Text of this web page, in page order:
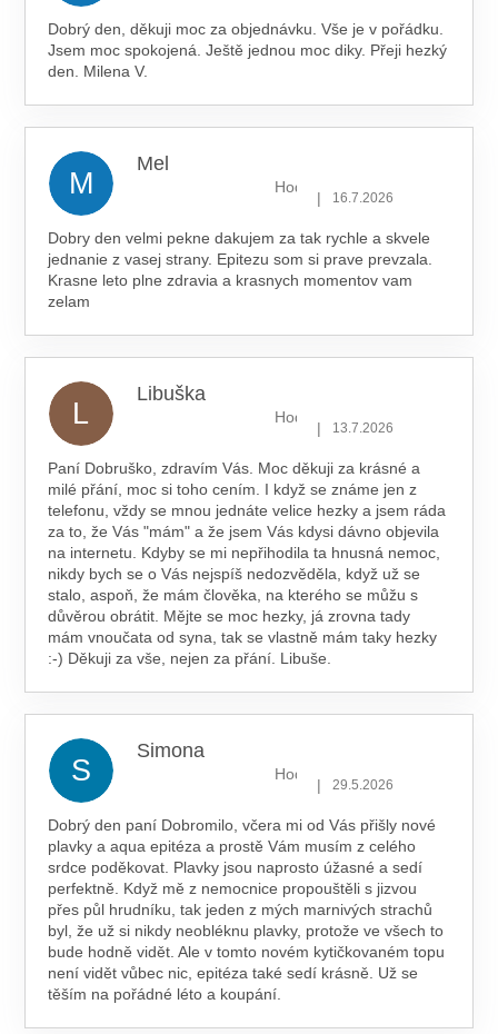
Dobrý den, děkuji moc za objednávku. Vše je v pořádku.
Jsem moc spokojená. Ještě jednou moc diky. Přeji hezký
den. Milena V.
M
Mel
Hodnocení obchodu je 5 z 5
| 16.7.2026
Dobry den velmi pekne dakujem za tak rychle a skvele
jednanie z vasej strany. Epitezu som si prave prevzala.
Krasne leto plne zdravia a krasnych momentov vam
zelam
L
Libuška
Hodnocení obchodu je 5 z 5
| 13.7.2026
Paní Dobruško, zdravím Vás. Moc děkuji za krásné a
milé přání, moc si toho cením. I když se známe jen z
telefonu, vždy se mnou jednáte velice hezky a jsem ráda
za to, že Vás "mám" a že jsem Vás kdysi dávno objevila
na internetu. Kdyby se mi nepřihodila ta hnusná nemoc,
nikdy bych se o Vás nejspíš nedozvěděla, když už se
stalo, aspoň, že mám člověka, na kterého se můžu s
důvěrou obrátit. Mějte se moc hezky, já zrovna tady
mám vnoučata od syna, tak se vlastně mám taky hezky
:-) Děkuji za vše, nejen za přání. Libuše.
S
Simona
Hodnocení obchodu je 5 z 5
| 29.5.2026
Dobrý den paní Dobromilo, včera mi od Vás přišly nové
plavky a aqua epitéza a prostě Vám musím z celého
srdce poděkovat. Plavky jsou naprosto úžasné a sedí
perfektně. Když mě z nemocnice propouštěli s jizvou
přes půl hrudníku, tak jeden z mých marnivých strachů
byl, že už si nikdy neobléknu plavky, protože ve všech to
bude hodně vidět. Ale v tomto novém kytičkovaném topu
není vidět vůbec nic, epitéza také sedí krásně. Už se
těším na pořádné léto a koupání.